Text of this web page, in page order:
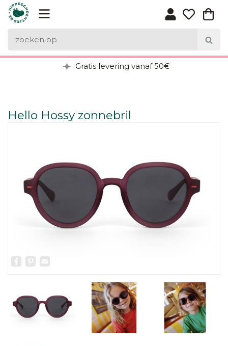
Gratis levering vanaf 50€
Hello Hossy zonnebril
Facebook
Pinterest